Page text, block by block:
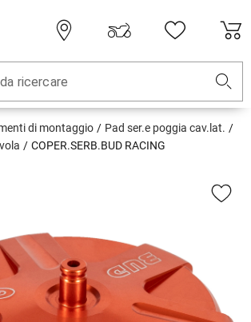
ricercare
di montaggio
Pad ser.e poggia cav.lat.
COPER.SERB.BUD RACING